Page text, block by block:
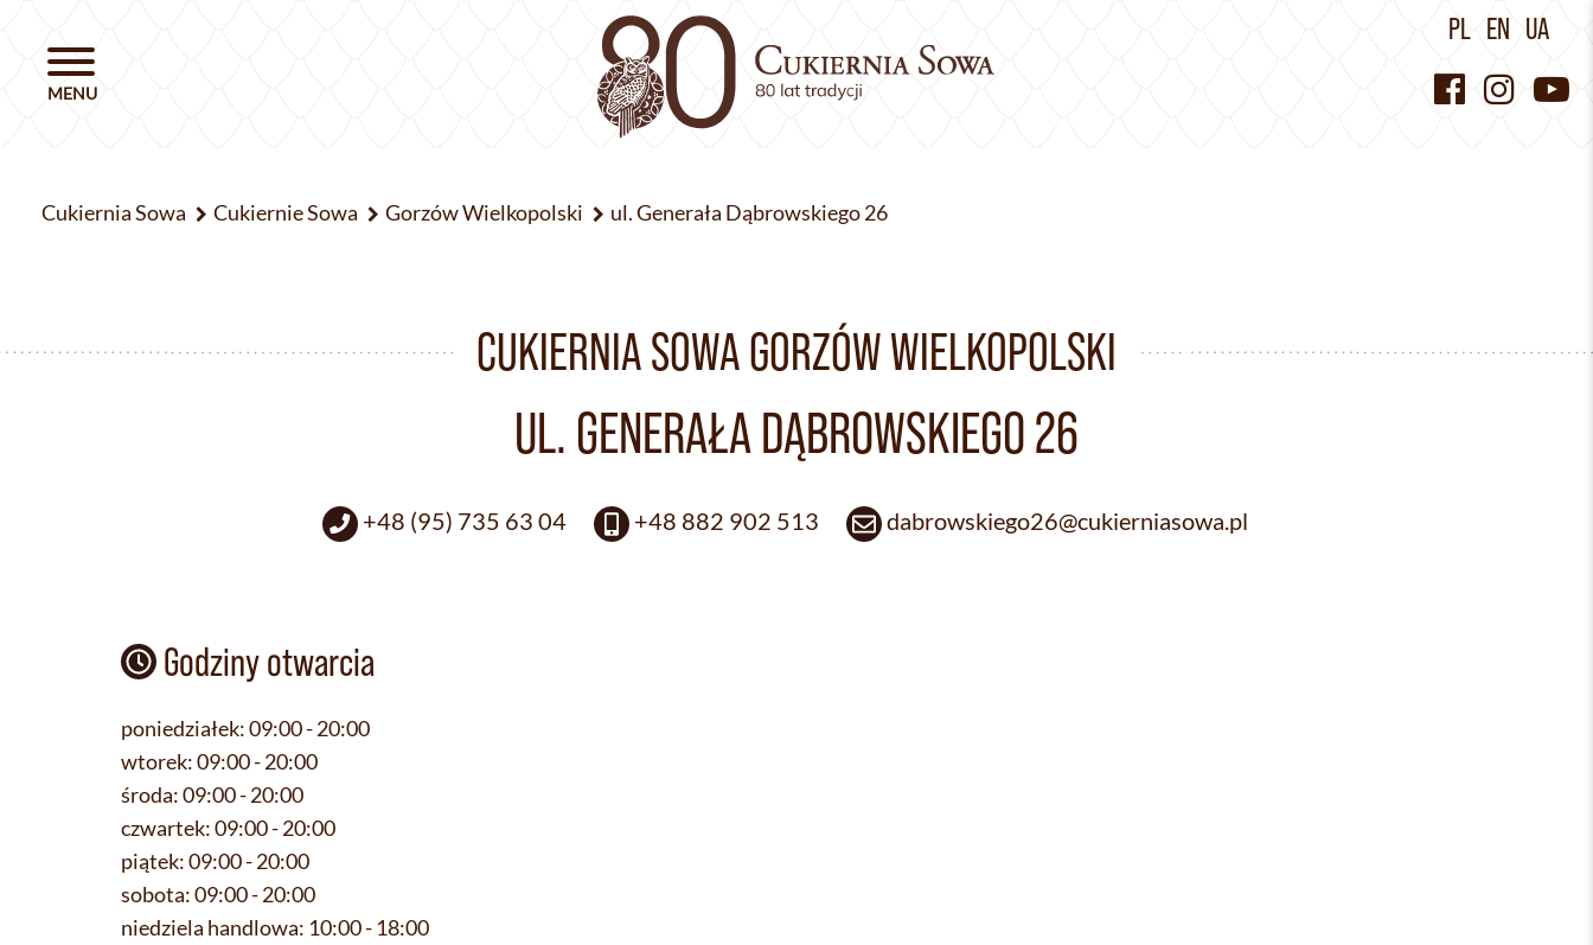
PL EN UA
Cukiernia Sowa Cukiernie Sowa Gorzów Wielkopolski ul. Generała Dąbrowskiego 26
CUKIERNIA SOWA GORZÓW WIELKOPOLSKI
UL. GENERAŁA DĄBROWSKIEGO 26
+48 (95) 735 63 04 +48 882 902 513 dabrowskiego26@cukierniasowa.pl
Godziny otwarcia
poniedziałek:09:00 - 20:00
wtorek:09:00 - 20:00
środa:09:00 - 20:00
czwartek:09:00 - 20:00
piątek:09:00 - 20:00
sobota:09:00 - 20:00
niedziela handlowa: 10:00 - 18:00